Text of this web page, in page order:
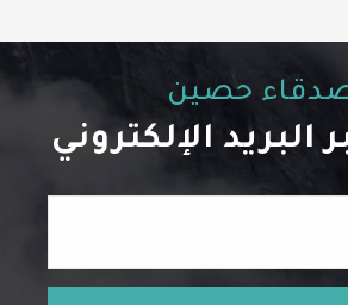
حصين
البريد الإلكتروني